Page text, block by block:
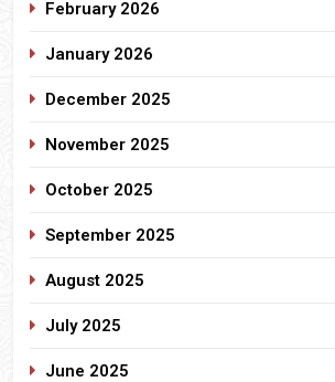
February 2026
January 2026
December 2025
November 2025
October 2025
September 2025
August 2025
July 2025
June 2025